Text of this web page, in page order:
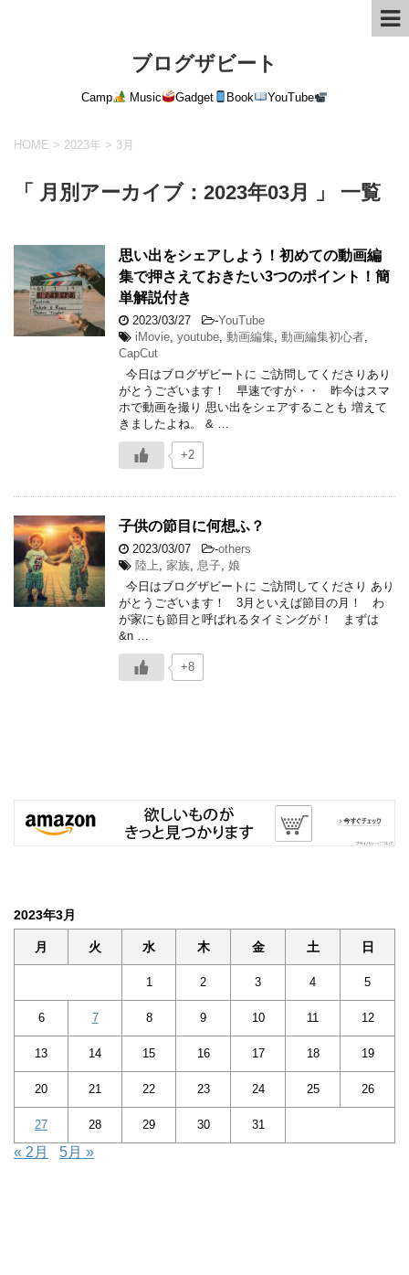
ブログザビート
Camp Music Gadget Book YouTube
HOME > 2023年 > 3月
「 月別アーカイブ：2023年03月 」 一覧
思い出をシェアしよう！初めての動画編
集で押さえておきたい3つのポイント！簡
単解説付き
2023/03/27 -YouTube
iMovie youtube 動画編集 動画編集初心者
CapCut
今日はブログザビートに ご訪問してくださりあり
がとうございます！ 早速ですが・・ 昨今はスマ
ホで動画を撮り 思い出をシェアすることも 増えて
きましたよね。 & …
+2
子供の節目に何想ふ？
2023/03/07 -others
陸上 家族 息子 娘
今日はブログザビートに ご訪問してくださり あり
がとうございます！ 3月といえば節目の月！ わ
が家にも節目と呼ばれるタイミングが！ まずは
&n …
+8
2023年3月
月 火 水 木 金 土 日
1 2 3 4 5
6 7 8 9 10 11 12
13 14 15 16 17 18 19
20 21 22 23 24 25 26
27 28 29 30 31
« 2月 5月 »